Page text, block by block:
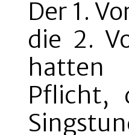
Der 1.
die 2.
hatten
Pflicht,